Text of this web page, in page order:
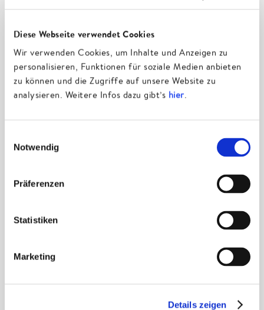
Diese Webseite verwendet Cookies
Wir verwenden Cookies, um Inhalte und Anzeigen zu
personalisieren, Funktionen für soziale Medien anbieten
zu können und die Zugriffe auf unsere Website zu
analysieren. Weitere Infos dazu gibt’s hier.
Notwendig
Präferenzen
Statistiken
Marketing
Details zeigen
20.03.27 Würzburg DE
Kurt &
Alte
Feuerwache
iCal
17.04.27 Mainz DE
KUZ
Kulturzentrum
GCal| iCal
DRUNKEN MASTERS Links